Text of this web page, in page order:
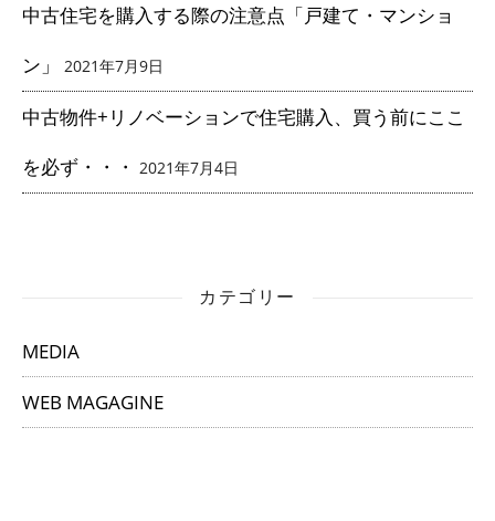
中古住宅を購入する際の注意点「戸建て・マンショ
ン」
2021年7月9日
中古物件+リノベーションで住宅購入、買う前にここ
を必ず・・・
2021年7月4日
カテゴリー
MEDIA
WEB MAGAGINE